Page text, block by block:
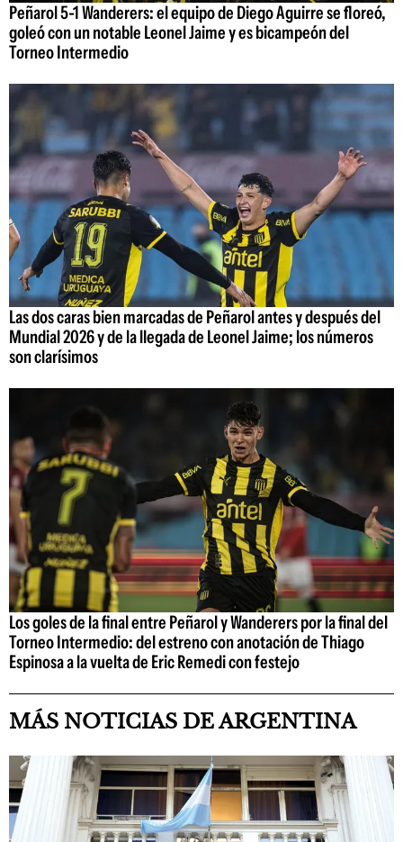
Peñarol 5-1 Wanderers: el equipo de Diego Aguirre se floreó,
goleó con un notable Leonel Jaime y es bicampeón del
Torneo Intermedio
Las dos caras bien marcadas de Peñarol antes y después del
Mundial 2026 y de la llegada de Leonel Jaime; los números
son clarísimos
Los goles de la final entre Peñarol y Wanderers por la final del
Torneo Intermedio: del estreno con anotación de Thiago
Espinosa a la vuelta de Eric Remedi con festejo
MÁS NOTICIAS DE ARGENTINA